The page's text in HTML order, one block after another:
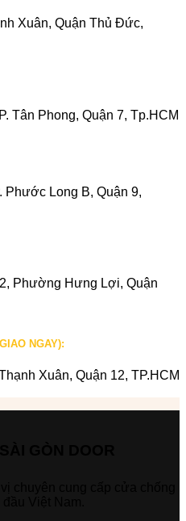
Xuân, Quận Thủ Đức,
Tân Phong, Quận 7, Tp.HCM
Phước Long B, Quận 9,
Phường Hưng Lợi, Quận
NGAY):
Xuân, Quận 12, TP.HCM